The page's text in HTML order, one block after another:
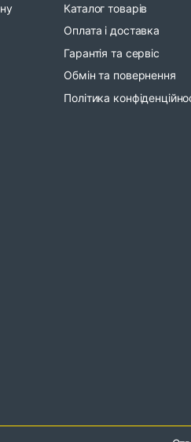
Каталог товарів
Оплата і доставка
Гарантія та сервіс
Обмін та повернення
Політика